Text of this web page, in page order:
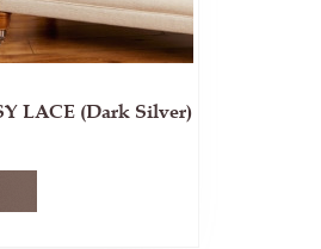
LACE (Dark Silver)